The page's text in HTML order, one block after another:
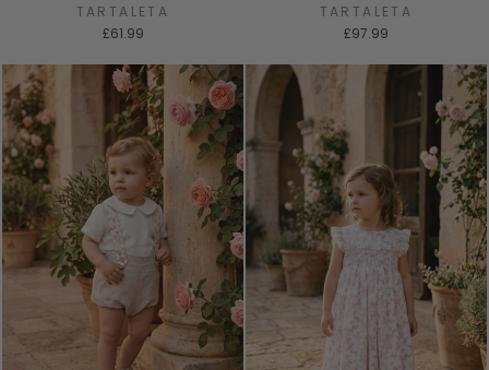
TARTALETA
£61.99
TARTALETA
£97.99